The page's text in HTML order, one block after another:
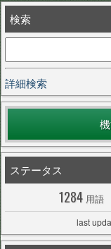
検索
詳細検索
ステータス
1284 用語
last